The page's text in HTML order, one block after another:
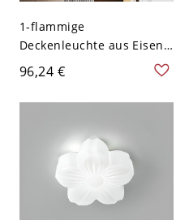
1-flammige
Deckenleuchte aus Eisen,
halbbündig, fest
verdrahtet, für das
Hauptschlafzimmer -
Dreistufiges Dimmen
96,24 €